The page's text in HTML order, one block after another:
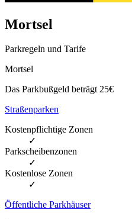
Mortsel
Parkregeln und Tarife
Mortsel
Das Parkbußgeld beträgt 25€
Straßenparken
Kostenpflichtige Zonen
✓
Parkscheibenzonen
✓
Kostenlose Zonen
✓
Öffentliche Parkhäuser